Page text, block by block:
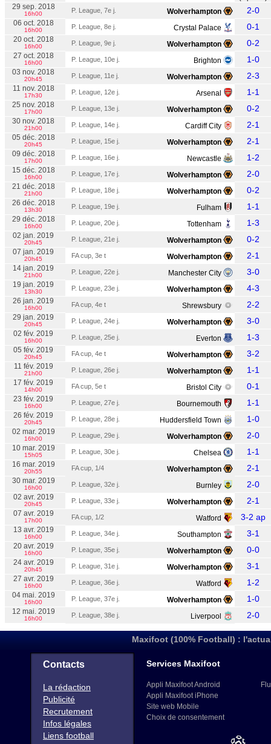
29 sep. 2018
16h00 P. League, 7e j. Wolverhampton 2-0
06 oct. 2018
16h00 P. League, 8e j. Crystal Palace 0-1
20 oct. 2018
16h00 P. League, 9e j. Wolverhampton 0-2
27 oct. 2018
16h00 P. League, 10e j. Brighton 1-0
03 nov. 2018
20h45 P. League, 11e j. Wolverhampton 2-3
11 nov. 2018
17h30 P. League, 12e j. Arsenal 1-1
25 nov. 2018
17h00 P. League, 13e j. Wolverhampton 0-2
30 nov. 2018
21h00 P. League, 14e j. Cardiff City 2-1
05 déc. 2018
20h45 P. League, 15e j. Wolverhampton 2-1
09 déc. 2018
17h00 P. League, 16e j. Newcastle 1-2
15 déc. 2018
16h00 P. League, 17e j. Wolverhampton 2-0
21 déc. 2018
21h00 P. League, 18e j. Wolverhampton 0-2
26 déc. 2018
13h30 P. League, 19e j. Fulham 1-1
29 déc. 2018
16h00 P. League, 20e j. Tottenham 1-3
02 jan. 2019
20h45 P. League, 21e j. Wolverhampton 0-2
07 jan. 2019
20h45 FA cup, 3e t Wolverhampton 2-1
14 jan. 2019
21h00 P. League, 22e j. Manchester City 3-0
19 jan. 2019
13h30 P. League, 23e j. Wolverhampton 4-3
26 jan. 2019
16h00 FA cup, 4e t Shrewsbury 2-2
29 jan. 2019
20h45 P. League, 24e j. Wolverhampton 3-0
02 fév. 2019
16h00 P. League, 25e j. Everton 1-3
05 fév. 2019
20h45 FA cup, 4e t Wolverhampton 3-2
11 fév. 2019
21h00 P. League, 26e j. Wolverhampton 1-1
17 fév. 2019
14h00 FA cup, 5e t Bristol City 0-1
23 fév. 2019
16h00 P. League, 27e j. Bournemouth 1-1
26 fév. 2019
20h45 P. League, 28e j. Huddersfield Town 1-0
02 mar. 2019
16h00 P. League, 29e j. Wolverhampton 2-0
10 mar. 2019
15h05 P. League, 30e j. Chelsea 1-1
16 mar. 2019
20h55 FA cup, 1/4 Wolverhampton 2-1
30 mar. 2019
16h00 P. League, 32e j. Burnley 2-0
02 avr. 2019
20h45 P. League, 33e j. Wolverhampton 2-1
07 avr. 2019
17h00 FA cup, 1/2 Watford 3-2 ap
13 avr. 2019
16h00 P. League, 34e j. Southampton 3-1
20 avr. 2019
16h00 P. League, 35e j. Wolverhampton 0-0
24 avr. 2019
20h45 P. League, 31e j. Wolverhampton 3-1
27 avr. 2019
16h00 P. League, 36e j. Watford 1-2
04 mai. 2019
16h00 P. League, 37e j. Wolverhampton 1-0
12 mai. 2019
16h00 P. League, 38e j. Liverpool 2-0
Maxifoot (100% Football) :
Contacts
La rédaction
Publicité
Recrutement
Infos légales
Liens football
Services Maxifoot
Appli Maxifoot Android
Appli Maxifoot iPhone
Site web Mobile
Choix de consentement